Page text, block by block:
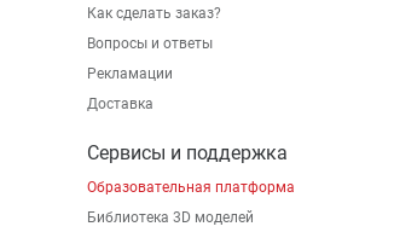
Как сделать заказ?
Вопросы и ответы
Рекламации
Доставка
Сервисы и поддержка
Образовательная платформа
Библиотека 3D моделей